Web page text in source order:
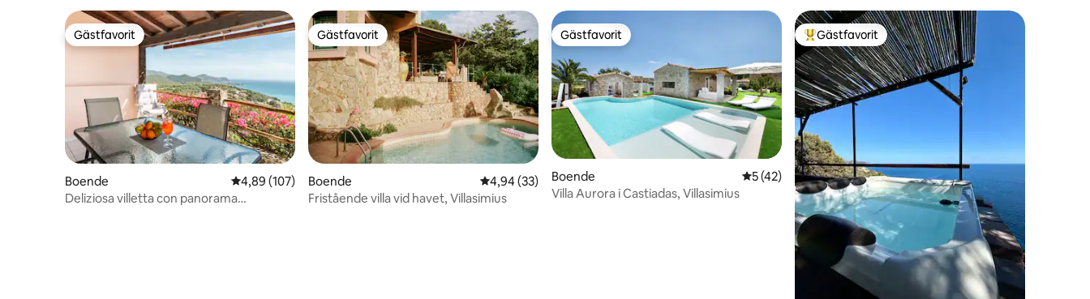
Gästfavorit
Gästfavorit
Boende 4,89 av 5 i genomsnittligt betyg, 107 omdömen
4,89 (107)
Deliziosa villetta con panorama
Gästfavorit
Gästfavorit
Boende 4,94 av 5 i genomsnittligt betyg, 33 omdömen
4,94 (33)
Fristående villa vid havet, Villasimius
Gästfavorit
Gästfavorit
Boende 5 av 5 i genomsnittligt betyg, 42 omdömen
5 (42)
Villa Aurora i Castiadas, Villasimius
Populär gästfavorit
Gästfavorit